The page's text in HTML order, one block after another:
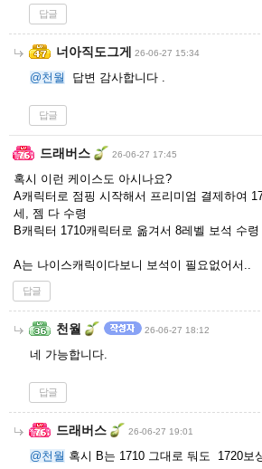
답글
너아직도그게 26-06-27 15:34
@천월 답변 감사합니다 .
답글
드래버스 26-06-27 17:45
혹시 이런 케이스도 아시나요?
A캐릭터로 점핑 시작해서 프리미엄 결제하여
세, 젬 다 수령
B캐릭터 1710캐릭터로 옮겨서 8레벨 보석 수령
A는 나이스캐릭이다보니 보석이 필요없어서..
답글
천월 26-06-27 18:12
네 가능합니다.
답글
드래버스 26-06-27 19:01
@천월 혹시 B는 1710 그대로 둬도 1720보